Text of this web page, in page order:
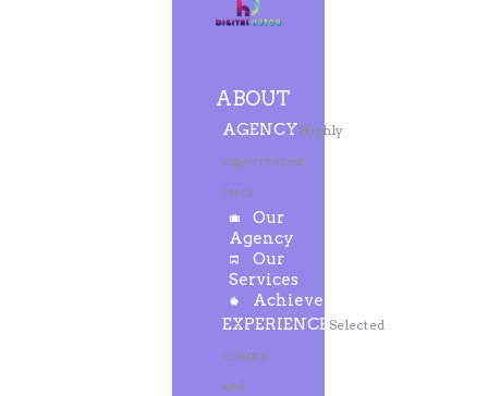
ABOUT
AGENCYHighly
experienced
team
Our
Agency
Our
Services
Achievements
EXPERIENCE Selected
clients
and